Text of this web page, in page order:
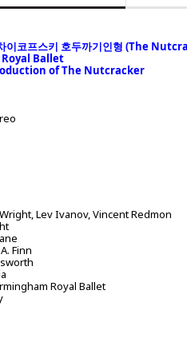
이코프스키 호두까기인형 (The
Ballet
of The Nutcracker
Lev Ivanov, Vincent Redmon
Finn
Royal Ballet